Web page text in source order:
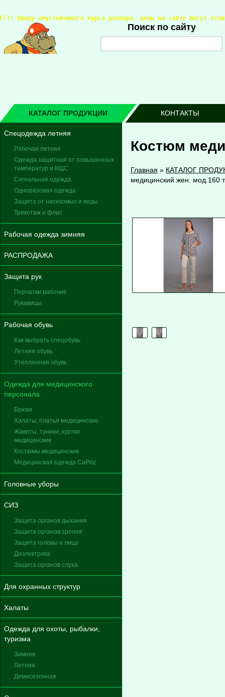
Поиск по сайту
Ввиду неустойчивого курса доллара, цены на сайте могут
КАТАЛОГ ПРОДУКЦИИ КОНТАКТЫ
Спецодежда летняя
Рабочая летняя
Одежда защитная от повышенных
температур и КЩС
Сигнальная одежда
Одноразовая одежда
Защита от насекомых и воды
Трикотаж и флис
Рабочая одежда зимняя
РАСПРОДАЖА
Защита рук
Перчатки рабочие
Рукавицы
Рабочая обувь
Как выбрать спецобувь
Летняя обувь
Утепленная обувь
Одежда для медицинского
персонала
Брюки
Халаты, платья медицинские
Жакеты, туники, куртки
медицинские
Костюмы медицинские
Медицинская одежда CaPriz
Головные уборы
СИЗ
Защита органов дыхания
Защита органов зрения
Защита головы и лица
Диэлектрика
Защита органов слуха
Для охранных структур
Халаты
Одежда для охоты, рыбалки,
туризма
Зимняя
Летняя
Демисезонная
Костюм
Главная » КАТАЛОГ
медицинский жен. мод.160